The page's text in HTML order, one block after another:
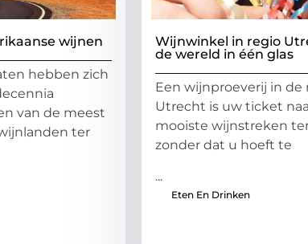
wijnen
hebben zich
van de meest
ter
Wijnwinkel in regio
de wereld in één glas
Een wijnproeverij in de
Utrecht is uw ticket
mooiste wijnstreken
zonder dat u hoeft te
...
Eten En Drinken